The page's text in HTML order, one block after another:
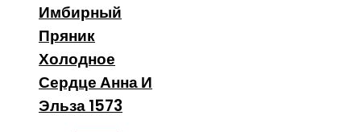
Имбирный
Пряник
Холодное
Сердце Анна И
Эльза 1573